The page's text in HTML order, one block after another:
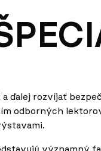
ďalej rozvíjať
odborných